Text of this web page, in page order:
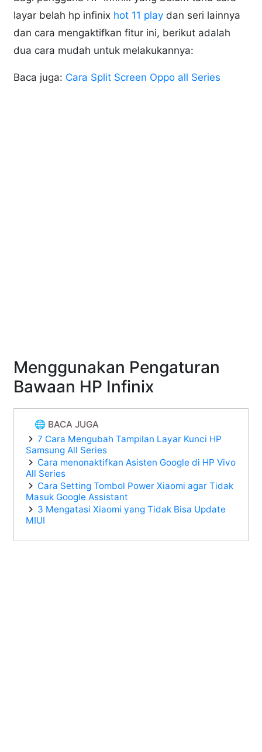
layar belah hp infinix hot 11 play dan seri lainnya
dan cara mengaktifkan fitur ini, berikut adalah
dua cara mudah untuk melakukannya:
Baca juga: Cara Split Screen Oppo all Series
Menggunakan Pengaturan
Bawaan HP Infinix
🌐 BACA JUGA
7 Cara Mengubah Tampilan Layar Kunci HP
Samsung All Series
Cara menonaktifkan Asisten Google di HP Vivo
All Series
Cara Setting Tombol Power Xiaomi agar Tidak
Masuk Google Assistant
3 Mengatasi Xiaomi yang Tidak Bisa Update
MIUI